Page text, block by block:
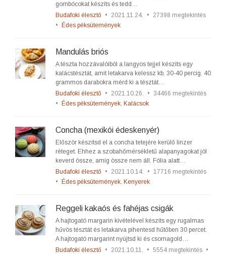
gombócokat készíts és tedd…
Budafoki élesztő • 2021.11.24. •
27398 megtekintés
•
Édes péksütemények
Mandulás briós
A tészta hozzávalóiból a langyos tejjel készíts egy
kalácstésztát, amit letakarva kelessz kb. 30-40 percig. 40
grammos darabokra mérd ki a tésztát…
Budafoki élesztő • 2021.10.26. • 34466 megtekintés
•
Édes péksütemények, Kalácsok
Concha (mexikói édeskenyér)
Először készítsd el a concha tetejére kerülő linzer
réteget. Ehhez a szobahőmérsékletű alapanyagokat jól
keverd össze, amíg össze nem áll. Fólia alatt…
Budafoki élesztő • 2021.10.14. • 17716 megtekintés
•
Édes péksütemények, Kenyerek
Reggeli kakaós és fahéjas csigák
A hajtogató margarin kivételével készíts egy rugalmas
hűvös tésztát és letakarva pihentesd hűtőben 30 percet.
A hajtogató margarint nyújtsd ki és csomagold…
Budafoki élesztő • 2021.10.11. • 5554 megtekintés •